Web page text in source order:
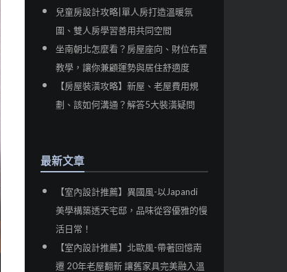
兒童房設計攻略|單人房打造溫暖氛
圍、雙人房學習善用共同空間
坐南朝北怎麼看？房屋座向、財位布置
教學，讓你兼顧運勢與居住舒適度
【房屋裝潢攻略】新屋、老屋費用規
劃、該如何溝通？解答5大裝潢疑問
最新文章
【室內設計推薦】異國風-以Japandi
美學構築透天宅邸，品味從容優雅的慢
活日常！
【室內設計推薦】北歐風-帶著回憶南
遷 20年老屋翻新 讓舊家具完美融入溫